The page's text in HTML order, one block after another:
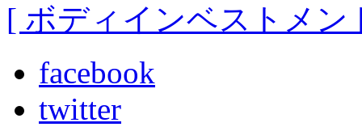
[ ボディインベストメン
facebook
twitter